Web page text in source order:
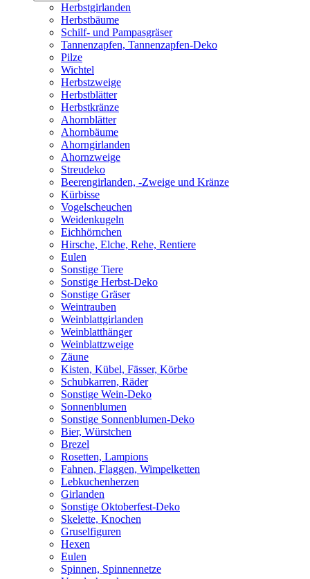
Herbstgirlanden
Herbstbäume
Schilf- und Pampasgräser
Tannenzapfen, Tannenzapfen-Deko
Pilze
Wichtel
Herbstzweige
Herbstblätter
Herbstkränze
Ahornblätter
Ahornbäume
Ahorngirlanden
Ahornzweige
Streudeko
Beerengirlanden, -Zweige und Kränze
Kürbisse
Vogelscheuchen
Weidenkugeln
Eichhörnchen
Hirsche, Elche, Rehe, Rentiere
Eulen
Sonstige Tiere
Sonstige Herbst-Deko
Sonstige Gräser
Weintrauben
Weinblattgirlanden
Weinblatthänger
Weinblattzweige
Zäune
Kisten, Kübel, Fässer, Körbe
Schubkarren, Räder
Sonstige Wein-Deko
Sonnenblumen
Sonstige Sonnenblumen-Deko
Bier, Würstchen
Brezel
Rosetten, Lampions
Fahnen, Flaggen, Wimpelketten
Lebkuchenherzen
Girlanden
Sonstige Oktoberfest-Deko
Skelette, Knochen
Gruselfiguren
Hexen
Eulen
Spinnen, Spinnennetze